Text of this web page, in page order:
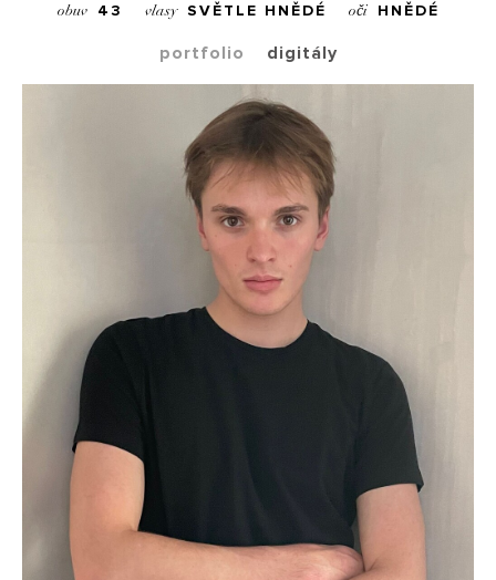
obuv 43 vlasy SVĚTLE HNĚDÉ oči HNĚDÉ
portfolio digitály